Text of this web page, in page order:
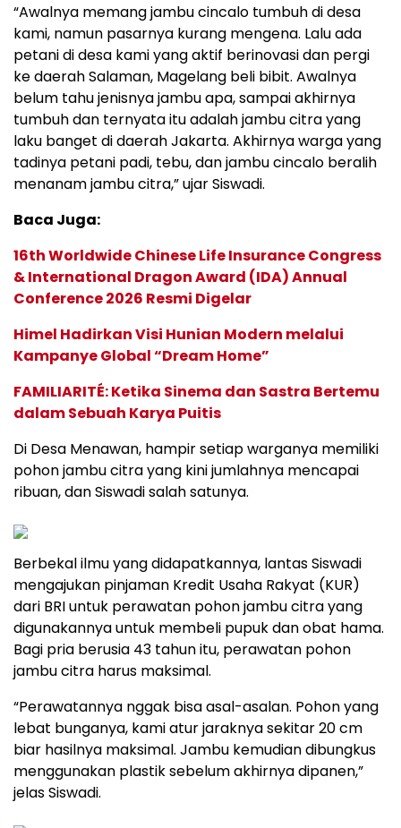
“Awalnya memang jambu cincalo tumbuh di desa
kami, namun pasarnya kurang mengena. Lalu ada
petani di desa kami yang aktif berinovasi dan pergi
ke daerah Salaman, Magelang beli bibit. Awalnya
belum tahu jenisnya jambu apa, sampai akhirnya
tumbuh dan ternyata itu adalah jambu citra yang
laku banget di daerah Jakarta. Akhirnya warga yang
tadinya petani padi, tebu, dan jambu cincalo beralih
menanam jambu citra,” ujar Siswadi.
Baca Juga:
16th Worldwide Chinese Life Insurance Congress
& International Dragon Award (IDA) Annual
Conference 2026 Resmi Digelar
Himel Hadirkan Visi Hunian Modern melalui
Kampanye Global “Dream Home”
FAMILIARITÉ: Ketika Sinema dan Sastra Bertemu
dalam Sebuah Karya Puitis
Di Desa Menawan, hampir setiap warganya memiliki
pohon jambu citra yang kini jumlahnya mencapai
ribuan, dan Siswadi salah satunya.
Berbekal ilmu yang didapatkannya, lantas Siswadi
mengajukan pinjaman Kredit Usaha Rakyat (KUR)
dari BRI untuk perawatan pohon jambu citra yang
digunakannya untuk membeli pupuk dan obat hama.
Bagi pria berusia 43 tahun itu, perawatan pohon
jambu citra harus maksimal.
“Perawatannya nggak bisa asal-asalan. Pohon yang
lebat bunganya, kami atur jaraknya sekitar 20 cm
biar hasilnya maksimal. Jambu kemudian dibungkus
menggunakan plastik sebelum akhirnya dipanen,”
jelas Siswadi.